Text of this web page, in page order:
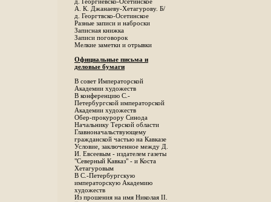
д. Георгиевско-Осетинское
А. К. Джанаеву-Хетагурову. Б/
д. Георгтвско-Осетинское
Разные записи и наброски
Записная книжка
Записи поговорок
Мелкие заметки и отрывки
Официальные письма и
деловые бумаги
В совет Императорской
Академии художеств
В конференцию С.-
Петербургской императорской
Академии художеств
Обер-прокурору Синода
Начальнику Терской области
Главноначальствующему
гражданской частью на Кавказе
Условие, заключенное между Д.
И. Евсеевым - издателем газеты
"Северный Кавказ" - и Коста
Хетагуровым
В С.-Петербургскую
императорскую Академию
художеств
Из прошения на имя Николая II.